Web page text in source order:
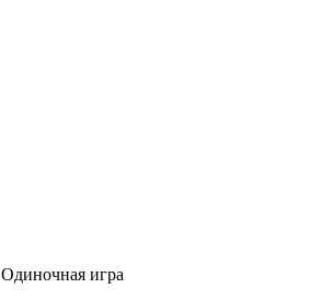
Одиночная игра